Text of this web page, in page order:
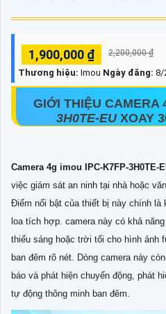
1,900,000 ₫ 2,200,000 ₫
Thương hiệu: Imou Ngày đăng: 8/
GIỚI THIỆU CAMERA
3H0TE-EUXOAY
Camera 4g imou IPC-K7FP-3H0TE-
việc giám sát an ninh tại nhà hoặc
Điểm nổi bật của thiết bị này chính là
loa tích hợp. camera này có khả
thiếu sáng hoặc trời tối cho hình ảnh
ban đêm rõ nét. Dòng camera này
báo và phát hiện chuyển động, phát
tự động thông minh ban đêm.